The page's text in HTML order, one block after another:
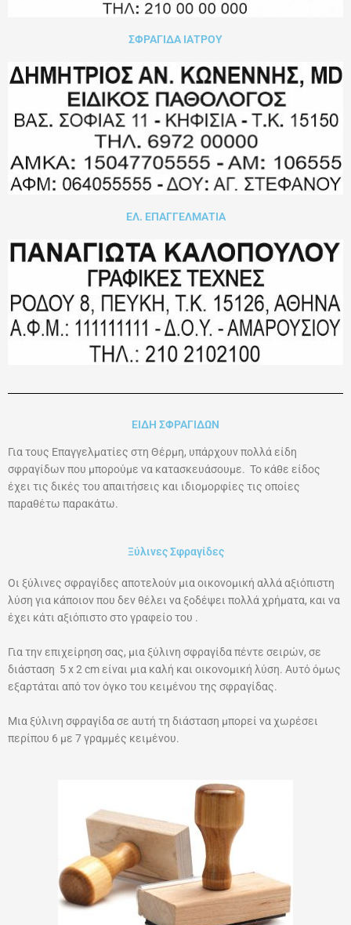
ΣΦΡΑΓΙΔΑ ΙΑΤΡΟΥ
ΕΛ. ΕΠΑΓΓΕΛΜΑΤΙΑ
ΕΙΔΗ ΣΦΡΑΓΙΔΩΝ
Για τους Επαγγελματίες στη Θέρμη, υπάρχουν πολλά είδη
σφραγίδων που μπορούμε να κατασκευάσουμε. Το κάθε είδος
έχει τις δικές του απαιτήσεις και ιδιομορφίες τις οποίες
παραθέτω παρακάτω.
Ξύλινες Σφραγίδες
Οι ξύλινες σφραγίδες αποτελούν μια οικονομική αλλά αξιόπιστη
λύση για κάποιον που δεν θέλει να ξοδέψει πολλά χρήματα, και να
έχει κάτι αξιόπιστο στο γραφείο του .
Για την επιχείρηση σας, μια ξύλινη σφραγίδα πέντε σειρών, σε
διάσταση 5 x 2 cm είναι μια καλή και οικονομική λύση. Αυτό όμως
εξαρτάται από τον όγκο του κειμένου της σφραγίδας.
Μια ξύλινη σφραγίδα σε αυτή τη διάσταση μπορεί να χωρέσει
περίπου 6 με 7 γραμμές κειμένου.